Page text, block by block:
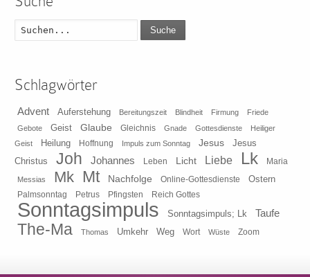
Suche
Schlagwörter
Advent Auferstehung Bereitungszeit Blindheit Firmung
Friede
Gebote
Geist Glaube Gleichnis Gnade Gottesdienste
Heiliger
Geist
Heilung Hoffnung Impuls zum Sonntag Jesus
Jesus
Christus
Joh Johannes Leben Licht Liebe Lk Maria
Messias Mk Mt Nachfolge Online-Gottesdienste Ostern
Palmsonntag Petrus Pfingsten Reich Gottes
Sonntagsimpuls Sonntagsimpuls; Lk Taufe
The-Ma Thomas Umkehr Weg Wort Wüste Zoom